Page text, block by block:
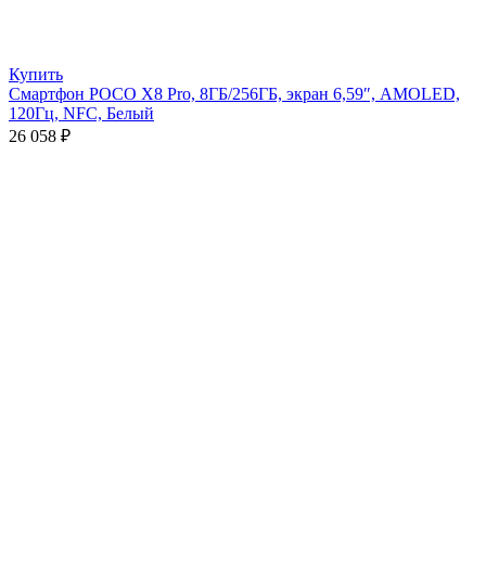
Купить
Смартфон POCO X8 Pro, 8ГБ/256ГБ, экран 6,59″, AMOLED,
120Гц, NFC, Белый
26 058 ₽